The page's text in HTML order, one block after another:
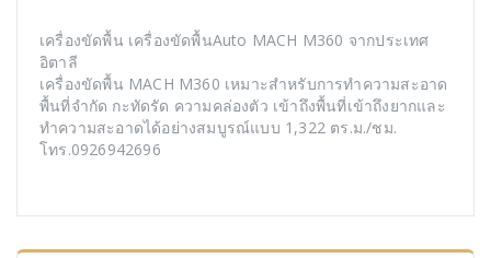
เครื่องขัดพื้น เครื่องขัดพื้นAuto MACH M360 จากประเทศ
อิตาลี
เครื่องขัดพื้น MACH M360 เหมาะสำหรับการทำความสะอาด
พื้นที่จำกัด กะทัดรัด ความคล่องตัว เข้าถึงพื้นที่เข้าถึงยากและ
ทำความสะอาดได้อย่างสมบูรณ์แบบ 1,322 ตร.ม./ชม.
โทร.0926942696